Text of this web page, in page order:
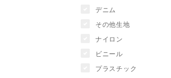
デニム
その他生地
ナイロン
ビニール
プラスチック